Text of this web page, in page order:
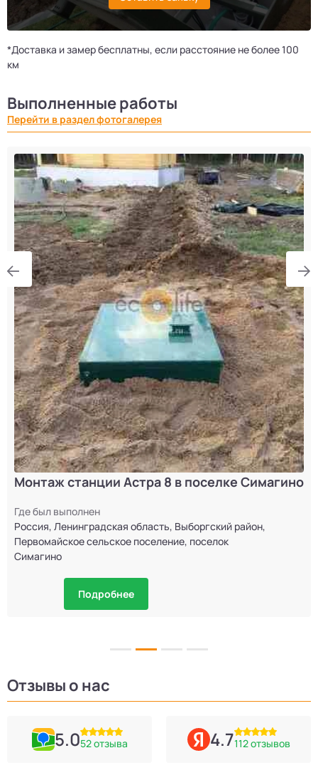
*Доставка и замер бесплатны, если расстояние не более 100
км
Выполненные работы
Перейти в раздел фотогалерея
Монтаж станции Астра 8 в поселке Симагино
Где был выполнен
Россия, Ленинградская область, Выборгский район,
Первомайское сельское поселение, поселок
Симагино
Подробнее
Отзывы о нас
5.052 отзыва 4.7112 отзывов